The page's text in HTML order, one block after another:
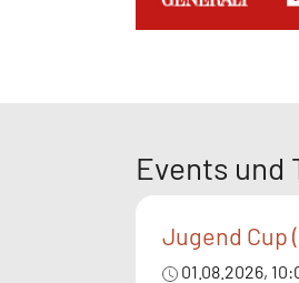
Events und
Jugend Cup
01.08.2026,